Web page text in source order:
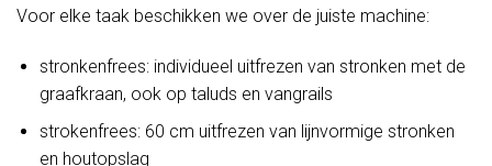
Voor elke taak beschikken we over de juiste machine:
stronkenfrees: individueel uitfrezen van stronken met de
graafkraan, ook op taluds en vangrails
strokenfrees: 60 cm uitfrezen van lijnvormige stronken
en houtopslag